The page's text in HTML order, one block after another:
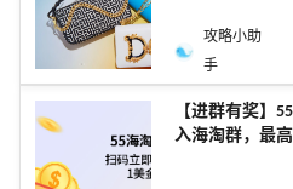
攻略小助
手
【进群有奖】
入海淘群，最